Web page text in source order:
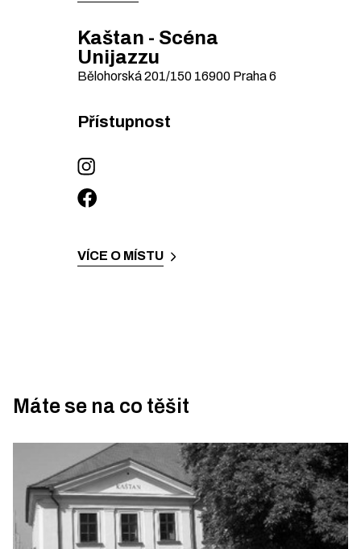
Kaštan - Scéna
Unijazzu
Bělohorská 201/150 16900 Praha 6
Přístupnost
VÍCE O MÍSTU
Máte se na co těšit